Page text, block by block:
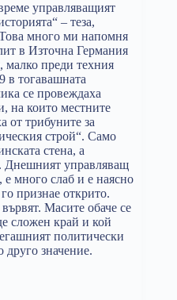
управляващият
– теза,
много ми напомня
в Източна Германия
преди техния
в тогавашната
се провеждаха
на които местните
от трибуните за
строй“. Само
стена, а
Днешният управляващ
много слаб и е наясно
признае открито.
Масите обаче се
сложен край и кой
политически
значение.